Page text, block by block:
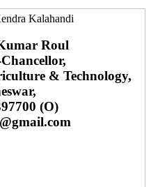
Roul
& Technology,
(O)